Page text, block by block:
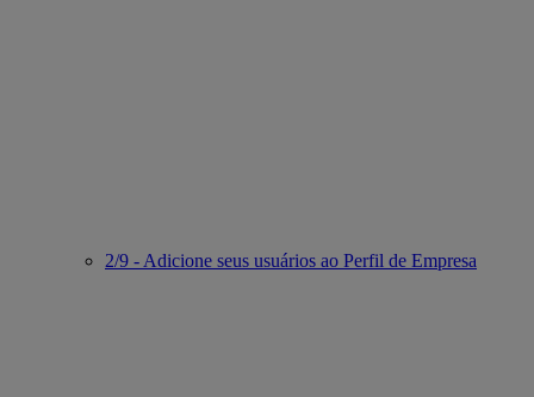
2/9 - Adicione seus usuários ao Perfil de Empresa